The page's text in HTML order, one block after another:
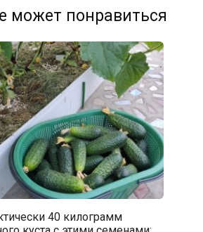
может понравиться
40 килограмм